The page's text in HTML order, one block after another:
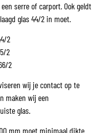
serre of carport. Ook geldt
glas 44/2 in moet.
2
2
2
wij je contact op te
maken wij een
glas.
mm moet minimaal dikte